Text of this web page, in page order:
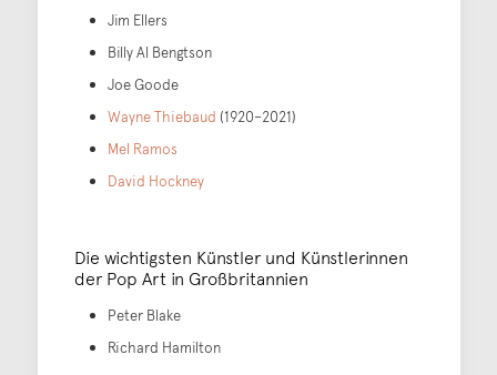
Jim Ellers
Billy Al Bengtson
Joe Goode
Wayne Thiebaud (1920–2021)
Mel Ramos
David Hockney
Die wichtigsten Künstler und Künstlerinnen
der Pop Art in Großbritannien
Peter Blake
Richard Hamilton